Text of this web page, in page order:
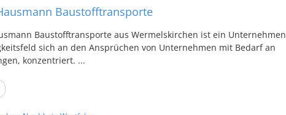
Baustofftransporte
Baustofftransporte aus Wermelskirchen ist ein Unternehmen
sich an den Ansprüchen von Unternehmen mit Bedarf an
konzentriert. ...